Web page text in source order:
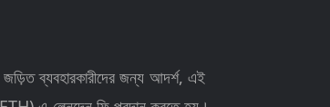
ব্যবহারকারীদের জন্য আদর্শ, এই